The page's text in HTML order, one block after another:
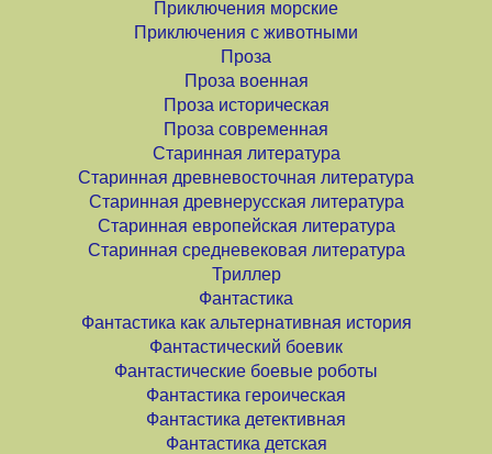
Приключения морские
Приключения с животными
Проза
Проза военная
Проза историческая
Проза современная
Старинная литература
Старинная древневосточная литература
Старинная древнерусская литература
Старинная европейская литература
Старинная средневековая литература
Триллер
Фантастика
Фантастика как альтернативная история
Фантастический боевик
Фантастические боевые роботы
Фантастика героическая
Фантастика детективная
Фантастика детская